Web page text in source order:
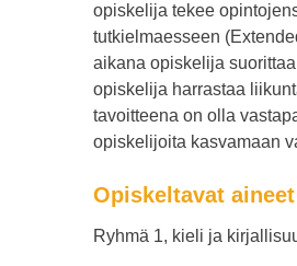
opiskelija tekee
tutkielmaesseen
aikana opiskelija
opiskelija harrastaa
tavoitteena on olla
opiskelijoita kasvamaan
Opiskeltavat aineet
Ryhmä 1, kieli ja